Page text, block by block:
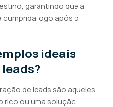
garantindo que a
cumprida logo após o
ideais
de leads são aqueles
rico ou uma solução